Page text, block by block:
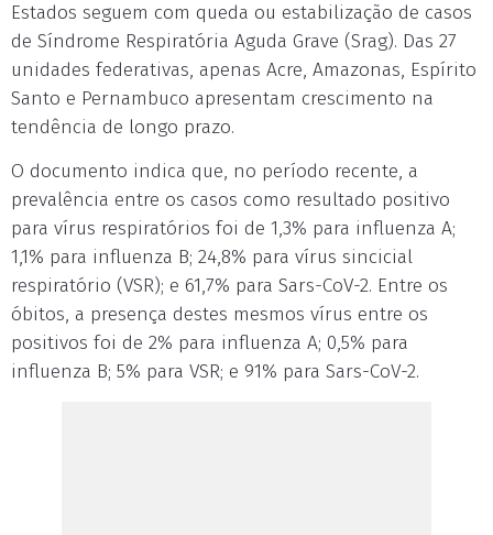
Estados seguem com queda ou estabilização de casos
de Síndrome Respiratória Aguda Grave (Srag). Das 27
unidades federativas, apenas Acre, Amazonas, Espírito
Santo e Pernambuco apresentam crescimento na
tendência de longo prazo.
O documento indica que, no período recente, a
prevalência entre os casos como resultado positivo
para vírus respiratórios foi de 1,3% para influenza A;
1,1% para influenza B; 24,8% para vírus sincicial
respiratório (VSR); e 61,7% para Sars-CoV-2. Entre os
óbitos, a presença destes mesmos vírus entre os
positivos foi de 2% para influenza A; 0,5% para
influenza B; 5% para VSR; e 91% para Sars-CoV-2.